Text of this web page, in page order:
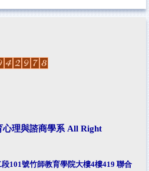
心理與諮商學系 All Right
101號竹師教育學院大樓4樓419 聯合